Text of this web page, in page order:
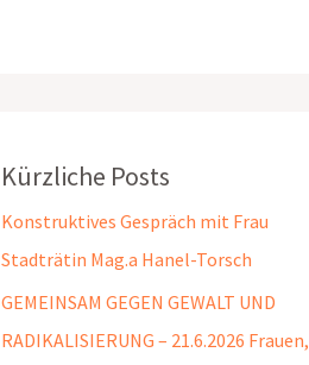
Kürzliche Posts
Konstruktives Gespräch mit Frau
Stadträtin Mag.a Hanel-Torsch
GEMEINSAM GEGEN GEWALT UND
RADIKALISIERUNG – 21.6.2026 Frauen,